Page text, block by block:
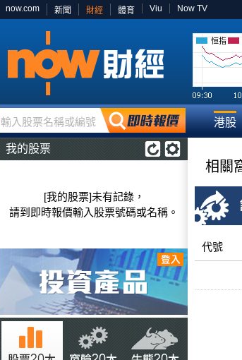
now.com 新聞 財經 體育 Viu Now TV
恒指
輸入股票名稱或編號 港股
我的股票
[我的股票]未有記錄，
請到即時報價輸入股票號碼或名稱。
相關
代號